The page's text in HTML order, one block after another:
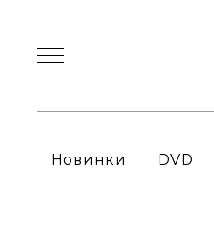
Новинки DVD